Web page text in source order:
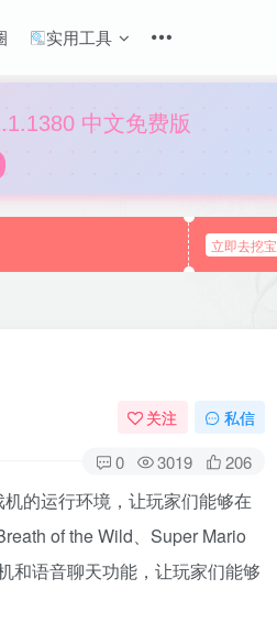
实用工具
中文免费版
立即去挖宝
关注 私信
0 3019 206
的运行环境，让玩家们能够在
of the Wild、Super Mario
和语音聊天功能，让玩家们能够